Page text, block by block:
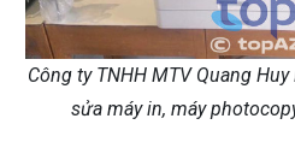
Công ty TNHH MTV Quang
sửa máy in, máy